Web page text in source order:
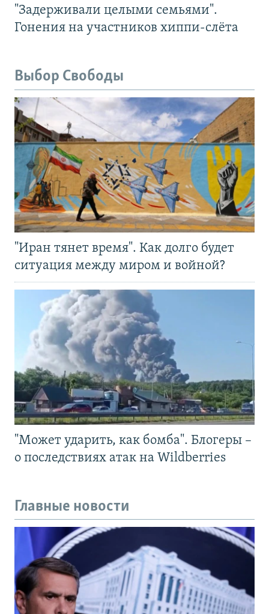
"Задерживали целыми семьями".
Гонения на участников хиппи-слёта
Выбор Свободы
"Иран тянет время". Как долго будет
ситуация между миром и войной?
"Может ударить, как бомба". Блогеры –
о последствиях атак на Wildberries
Главные новости